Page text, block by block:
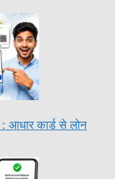
कार्ड से लोन